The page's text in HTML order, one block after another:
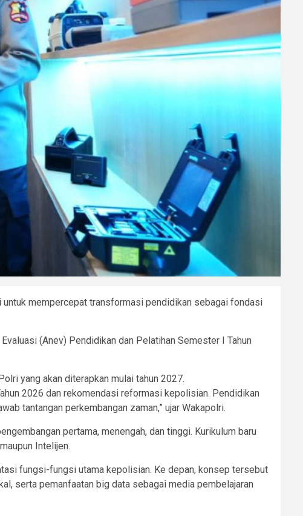
untuk mempercepat transformasi pendidikan sebagai fondasi
(Anev) Pendidikan dan Pelatihan Semester I Tahun
yang akan diterapkan mulai tahun 2027.
2026 dan rekomendasi reformasi kepolisian. Pendidikan
tantangan perkembangan zaman,” ujar Wakapolri.
pertama, menengah, dan tinggi. Kurikulum baru
Intelijen.
fungsi-fungsi utama kepolisian. Ke depan, konsep tersebut
serta pemanfaatan big data sebagai media pembelajaran